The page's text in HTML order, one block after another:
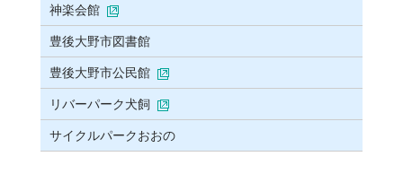
神楽会館
豊後大野市図書館
豊後大野市公民館
リバーパーク犬飼
サイクルパークおおの